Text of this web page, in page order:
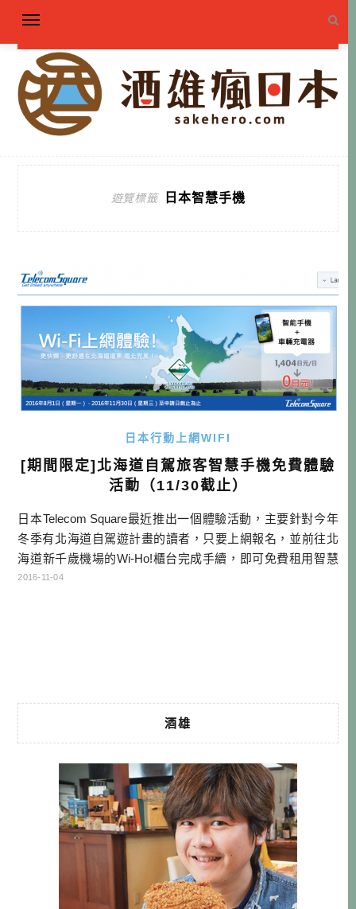
遊覽標籤 日本智慧手機
日本行動上網WIFI
[期間限定]北海道自駕旅客智慧手機免費體驗
活動（11/30截止）
日本Telecom Square最近推出一個體驗活動，主要針對今年
冬季有北海道自駕遊計畫的讀者，只要上網報名，並前往北
海道新千歲機場的Wi-Ho!櫃台完成手續，即可免費租用智慧
型手機(無流量限制)+智慧型手機車用充電器，這麼棒的好
2016-11-04
酒雄